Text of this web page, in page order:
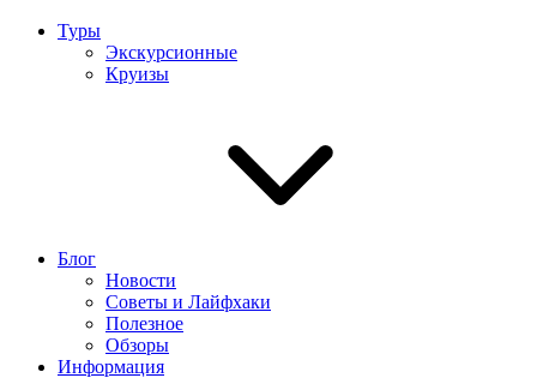
Туры
Экскурсионные
Круизы
Блог
Новости
Советы и Лайфхаки
Полезное
Обзоры
Информация